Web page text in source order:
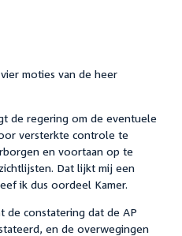
moties van de heer
de regering om de eventuele
versterkte controle te
en voortaan op te
Dat lijkt mij een
ik dus oordeel Kamer.
de constatering dat de AP
en de overwegingen